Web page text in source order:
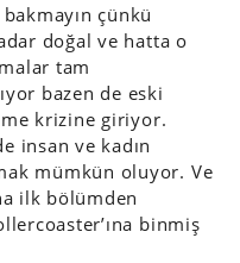
çünkü
doğal ve hatta o
tam
bazen de eski
krizine giriyor.
insan ve kadın
mümkün oluyor. Ve
ilk bölümden
binmiş